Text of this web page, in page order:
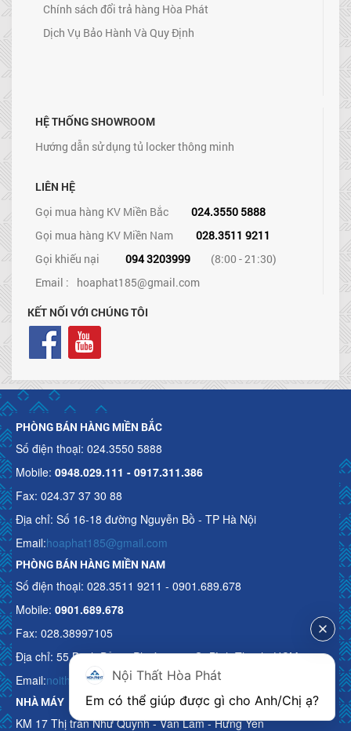
Chính sách đổi trả hàng Hòa Phát
Dịch Vụ Bảo Hành Và Quy Định
HỆ THỐNG SHOWROOM
Hướng dẫn sử dụng tủ locker thông minh
LIÊN HỆ
Gọi mua hàng KV Miền Bắc
024.3550 5888
Gọi mua hàng KV Miền Nam
028.3511 9211
Gọi khiếu nại
094 3203999
(8:00 - 21:30)
Email : hoaphat185@gmail.com
KẾT NỐI VỚI CHÚNG TÔI
PHÒNG BÁN HÀNG MIỀN BẮC
Số điện thoại: 024.3550 5888
Mobile: 0948.029.111 - 0917.311.386
Fax: 024.37 37 30 88
Địa chỉ: Số 16-18 đường Nguyễn Bồ - TP Hà Nội
Email:hoaphat185@gmail.com
PHÒNG BÁN HÀNG MIỀN NAM
Số điện thoại: 028.3511 9211 - 0901.689.678
Mobile: 0901.689.678
Fax: 028.38997105
Địa chỉ: 55 Bạch Đằng, Phường 15, Q. Bình Thạnh, HCM
Email:noithathoaphattot@gmail.com
NHÀ MÁY
KM 17 Thị trấn Như Quỳnh - Văn Lâm - Hưng Yên
Nội Thất Hòa Phát